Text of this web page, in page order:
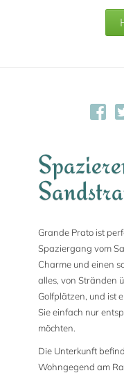
Grande Prato ist
Spaziergang vom
Charme und einen
alles, von Stränden
Golfplätzen, und ist
Sie einfach nur
möchten.
Die Unterkunft
Wohngegend am